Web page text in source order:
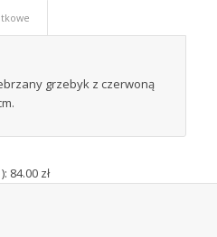
grzebyk z czerwoną
84.00 zł